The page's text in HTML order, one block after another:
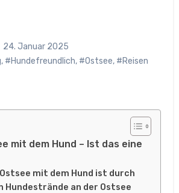
24. Januar 2025
, #Hundefreundlich, #Ostsee, #Reisen
mit dem Hund – Ist das eine
Ostsee mit dem Hund ist durch
Hundestrände an der Ostsee